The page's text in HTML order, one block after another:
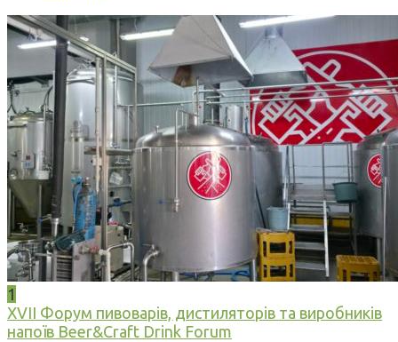
1
XVII Форум пивоварів, дистиляторів та виробників
напоїв Beer&Craft Drink Forum